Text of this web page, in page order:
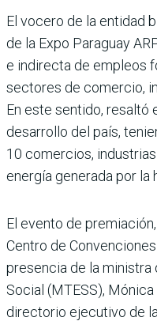
El vocero de la entidad
de la Expo Paraguay
e indirecta de empleos
sectores de comercio,
En este sentido, resaltó
desarrollo del país,
10 comercios,
energía generada por la
El evento de
Centro de
presencia de la ministra
Social (MTESS),
directorio ejecutivo de